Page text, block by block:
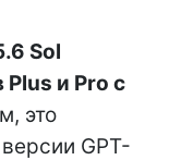
Sol
и Pro с
это
GPT-